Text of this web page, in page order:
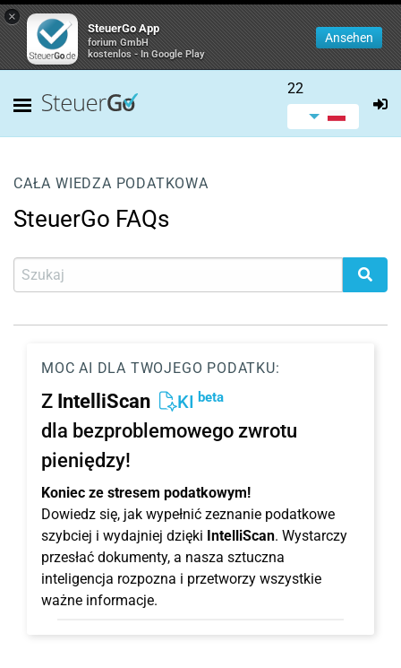
×
SteuerGo App
forium GmbH
kostenlos - In Google Play
Ansehen
22
CAŁA WIEDZA PODATKOWA
SteuerGo FAQs
MOC AI DLA TWOJEGO PODATKU:
Z IntelliScan KI beta
dla bezproblemowego zwrotu
pieniędzy!
Koniec ze stresem podatkowym!
Dowiedz się, jak wypełnić zeznanie podatkowe
szybciej i wydajniej dzięki IntelliScan. Wystarczy
przesłać dokumenty, a nasza sztuczna
inteligencja rozpozna i przetworzy wszystkie
ważne informacje.